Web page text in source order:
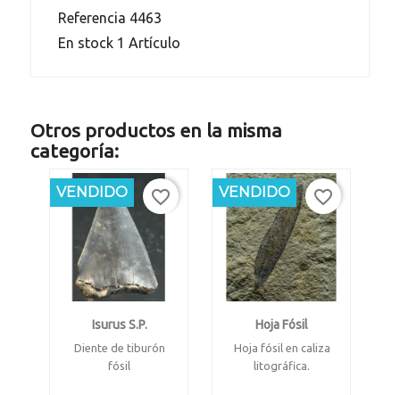
Referencia 4463
En stock 1 Artículo
Otros productos en la misma
categoría:
Isurus S.p.
Diente de tiburón
fósil
VENDIDO favorite_border
Hoja Fósil
Hoja fósil en caliza
litográfica.
VENDIDO favorite_border